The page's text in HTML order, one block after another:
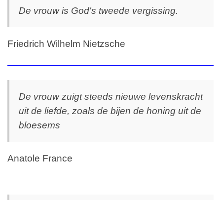
De vrouw is God's tweede vergissing.
Friedrich Wilhelm Nietzsche
De vrouw zuigt steeds nieuwe levenskracht
uit de liefde, zoals de bijen de honing uit de
bloesems
Anatole France